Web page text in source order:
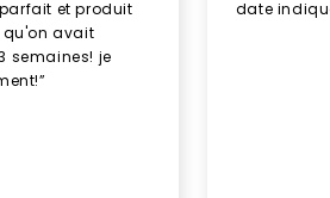
et produit
qu'on avait
semaines! je
date